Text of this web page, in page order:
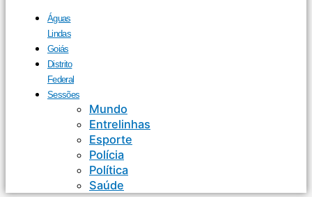
Águas
Lindas
Goiás
Distrito
Federal
Sessões
Mundo
Entrelinhas
Esporte
Polícia
Política
Saúde